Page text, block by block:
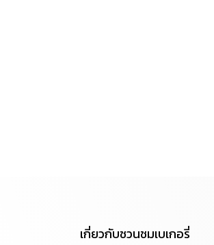
เกี่ยวกับชวนชมเบเกอรี่